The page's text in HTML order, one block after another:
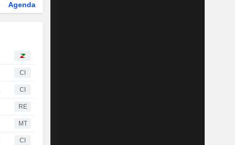
Agenda
CI
CI
RE
MT
CI